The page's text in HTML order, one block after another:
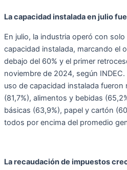
La capacidad instalada en julio
En julio, la industria operó con
capacidad instalada, marcando el
debajo del 60% y el primer
noviembre de 2024, según
uso de capacidad instalada fueron
(81,7%), alimentos y bebidas
básicas (63,9%), papel y cartón
todos por encima del promedio
La recaudación de impuestos